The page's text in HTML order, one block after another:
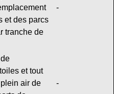
et des parcs
tranche de
-
et tout
air de
-